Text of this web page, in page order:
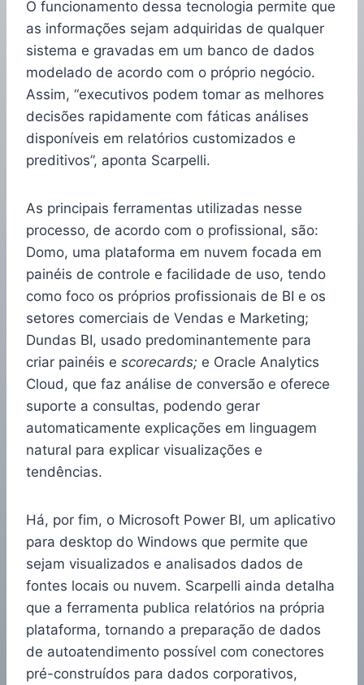
O funcionamento dessa tecnologia permite que
as informações sejam adquiridas de qualquer
sistema e gravadas em um banco de dados
modelado de acordo com o próprio negócio.
Assim, “executivos podem tomar as melhores
decisões rapidamente com fáticas análises
disponíveis em relatórios customizados e
preditivos”, aponta Scarpelli.
As principais ferramentas utilizadas nesse
processo, de acordo com o profissional, são:
Domo, uma plataforma em nuvem focada em
painéis de controle e facilidade de uso, tendo
como foco os próprios profissionais de BI e os
setores comerciais de Vendas e Marketing;
Dundas BI, usado predominantemente para
criar painéis e scorecards; e Oracle Analytics
Cloud, que faz análise de conversão e oferece
suporte a consultas, podendo gerar
automaticamente explicações em linguagem
natural para explicar visualizações e
tendências.
Há, por fim, o Microsoft Power BI, um aplicativo
para desktop do Windows que permite que
sejam visualizados e analisados dados de
fontes locais ou nuvem. Scarpelli ainda detalha
que a ferramenta publica relatórios na própria
plataforma, tornando a preparação de dados
de autoatendimento possível com conectores
pré-construídos para dados corporativos,